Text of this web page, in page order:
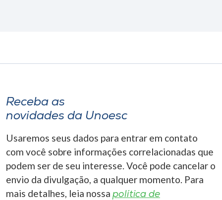
Receba as
novidades da Unoesc
Usaremos seus dados para entrar em contato
com você sobre informações correlacionadas que
podem ser de seu interesse. Você pode cancelar o
envio da divulgação, a qualquer momento. Para
mais detalhes, leia nossa política de